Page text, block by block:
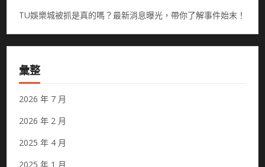
TU娛樂城被抓是真的嗎？最新消息曝光，帶你了解事件始末！
彙整
2026 年 7 月
2026 年 2 月
2025 年 4 月
2025 年 1 月